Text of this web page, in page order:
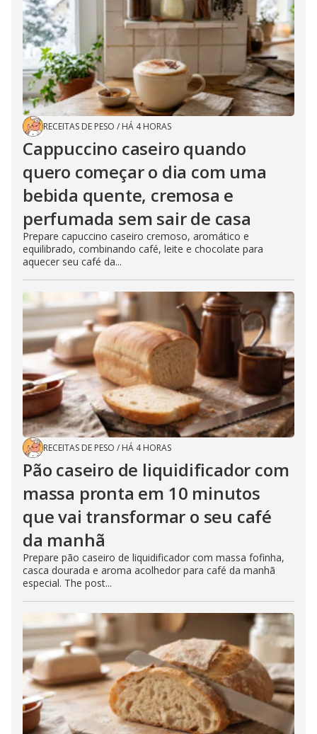
RECEITAS DE PESO / HÁ 4 HORAS
Cappuccino caseiro quando
quero começar o dia com uma
bebida quente, cremosa e
perfumada sem sair de casa
Prepare capuccino caseiro cremoso, aromático e
equilibrado, combinando café, leite e chocolate para
aquecer seu café da...
RECEITAS DE PESO / HÁ 4 HORAS
Pão caseiro de liquidificador com
massa pronta em 10 minutos
que vai transformar o seu café
da manhã
Prepare pão caseiro de liquidificador com massa fofinha,
casca dourada e aroma acolhedor para café da manhã
especial. The post...